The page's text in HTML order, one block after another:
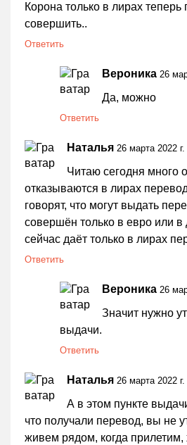
Корона только в лирах теперь
совершить..
Ответить
Вероника 26
Да, можно
Ответить
Наталья 26 марта 2022 г.
Читаю сегодня много
отказываются в лирах
говорят, что могут выдать
совершён только в евро или в
сейчас даёт только в лирах
Ответить
Вероника 26
Значит нужно
выдачи.
Ответить
Наталья 26 марта 2022 г.
А в этом пункте
что получали перевод, вы не
живем рядом, когда прилетим,